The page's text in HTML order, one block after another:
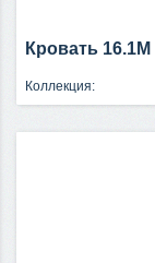
Кровать 16.1М
Коллекция: